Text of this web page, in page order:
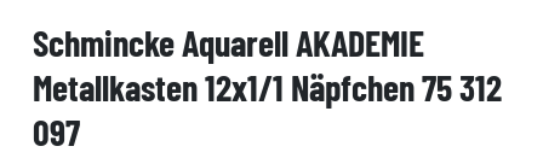
Schmincke Aquarell AKADEMIE
Metallkasten 12x1/1 Näpfchen 75 312
097